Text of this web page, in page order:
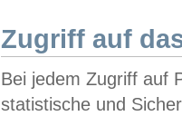
Zugriff auf
Bei jedem Zugriff auf
statistische und